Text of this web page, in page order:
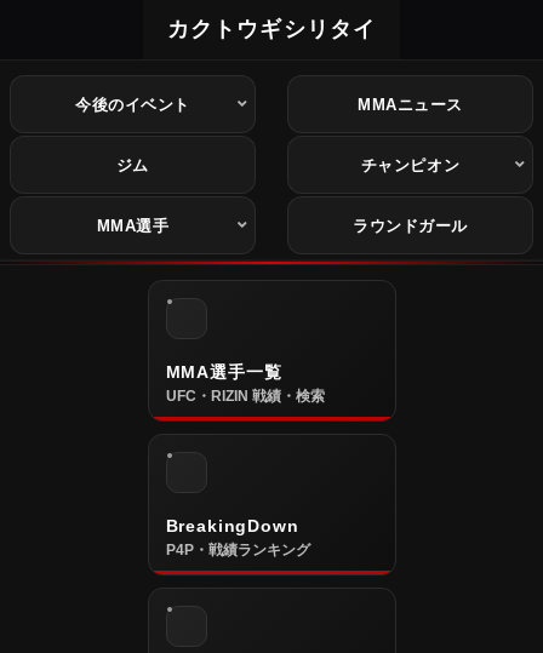
カクトウギシリタイ
今後のイベント MMAニュース
ジム チャンピオン
MMA選手 ラウンドガール
MMA選手一覧
UFC・RIZIN 戦績・検索
BreakingDown
P4P・戦績ランキング